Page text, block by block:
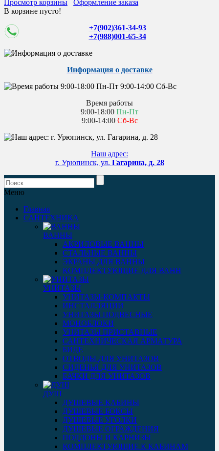
Просмотр корзины
Оформление заказа
В корзине пусто!
+7(902)361-34-93
+7(988)001-65-34
Информация о доставке
Время работы
9:00-18:00 Пн-Пт
9:00-14:00 Сб-Вс
Наш адрес:
г. Урюпинск, ул. Гагарина, д. 28
Меню
Главная
САНТЕХНИКА
ВАННЫ
АКРИЛОВЫЕ ВАННЫ
СТАЛЬНЫЕ ВАННЫ
ЭКРАНЫ ДЛЯ ВАННЫ
КОМПЛЕКТУЮЩИЕ ДЛЯ ВАНН
УНИТАЗЫ
УНИТАЗЫ-КОМПАКТЫ
ИНСТАЛЛЯЦИИ
УНИТАЗЫ ПОДВЕСНЫЕ
МОНОБЛОКИ
УНИТАЗЫ ПРИСТАВНЫЕ
САНТЕХНИЧЕСКАЯ АРМАТУРА
БИДЕ
ОТВОДЫ ДЛЯ УНИТАЗОВ
СИДЕНЬЯ ДЛЯ УНИТАЗОВ
БАЧКИ ДЛЯ УНИТАЗОВ
ДУШ
ДУШЕВЫЕ КАБИНЫ
ДУШЕВЫЕ БОКСЫ
ДУШЕВЫЕ УГОЛКИ
ДУШЕВЫЕ ОГРАЖДЕНИЯ
ПОДДОНЫ И КАРНИЗЫ
КОМПЛЕКТУЮЩИЕ К КАБИНАМ